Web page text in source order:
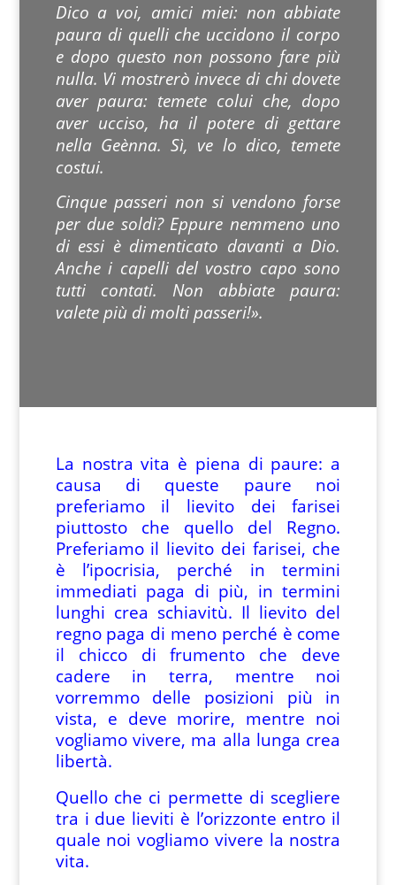
Dico a voi, amici miei: non abbiate
paura di quelli che uccidono il corpo
e dopo questo non possono fare più
nulla. Vi mostrerò invece di chi dovete
aver paura: temete colui che, dopo
aver ucciso, ha il potere di gettare
nella Geènna. Sì, ve lo dico, temete
costui.
Cinque passeri non si vendono forse
per due soldi? Eppure nemmeno uno
di essi è dimenticato davanti a Dio.
Anche i capelli del vostro capo sono
tutti contati. Non abbiate paura:
valete più di molti passeri!».
La nostra vita è piena di paure: a
causa di queste paure noi
preferiamo il lievito dei farisei
piuttosto che quello del Regno.
Preferiamo il lievito dei farisei, che
è l’ipocrisia, perché in termini
immediati paga di più, in termini
lunghi crea schiavitù. Il lievito del
regno paga di meno perché è come
il chicco di frumento che deve
cadere in terra, mentre noi
vorremmo delle posizioni più in
vista, e deve morire, mentre noi
vogliamo vivere, ma alla lunga crea
libertà.
Quello che ci permette di scegliere
tra i due lieviti è l’orizzonte entro il
quale noi vogliamo vivere la nostra
vita.